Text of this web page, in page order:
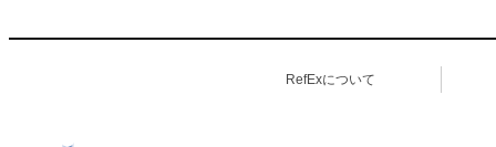
16141073
18931663RefExについて